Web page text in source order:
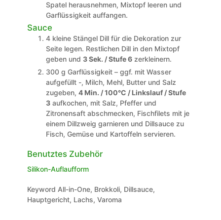
Spatel herausnehmen, Mixtopf leeren und
Garflüssigkeit auffangen.
Sauce
4 kleine Stängel Dill für die Dekoration zur
Seite legen. Restlichen Dill in den Mixtopf
geben und 3 Sek. / Stufe 6zerkleinern.
300 g Garflüssigkeit – ggf. mit Wasser
aufgefüllt -, Milch, Mehl, Butter und Salz
zugeben, 4 Min. / 100°C / Linkslauf / Stufe
3aufkochen, mit Salz, Pfeffer und
Zitronensaft abschmecken, Fischfilets mit je
einem Dillzweig garnieren und Dillsauce zu
Fisch, Gemüse und Kartoffeln servieren.
Benutztes Zubehör
Silikon-Auflaufform
Keyword All-in-One, Brokkoli, Dillsauce,
Hauptgericht, Lachs, Varoma